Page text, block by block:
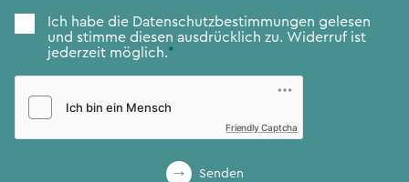
Zustimmung*
Ich habe die Datenschutzbestimmungen gelesen
und stimme diesen ausdrücklich zu. Widerruf ist
jederzeit möglich.*
Friendly Captcha
Senden